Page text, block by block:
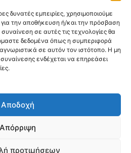
δυνατές εμπειρίες, χρησιμοποιούμε
την αποθήκευση ή/και την πρόσβαση
σε αυτές τις τεχνολογίες θα
δεδομένα όπως η συμπεριφορά
σε αυτόν τον ιστότοπο. Η μη
ενδέχεται να επηρεάσει
Αποδοχή
Απόρριψη
προτιμήσεων
332
328
303
246
2014-2025